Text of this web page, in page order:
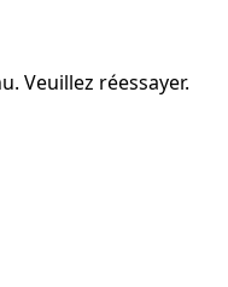
Veuillez réessayer.